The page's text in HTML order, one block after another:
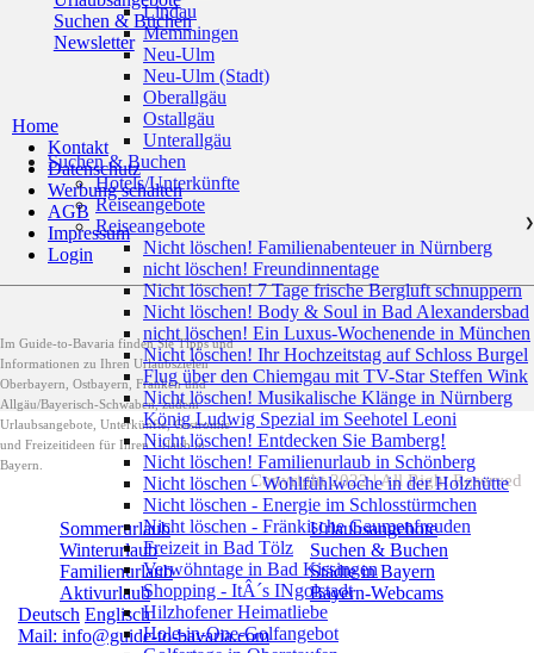
Suchen & Buchen
Newsletter
Home
Kontakt
Datenschutz
Werbung schalten
AGB
Impressum
Login
Im Guide-to-Bavaria finden Sie Tipps und
Informationen zu Ihren Urlaubszielen
Oberbayern, Ostbayern, Franken und
Allgäu/Bayerisch-Schwaben, zudem
Urlaubsangebote, Unterkünfte, Gastromie
und Freizeitideen für Ihren Urlaub in
Bayern.
Sommerurlaub
Winterurlaub
Familienurlaub
Aktivurlaub
Urlaubsangebote
Suchen & Buchen
Städte in Bayern
Bayern-Webcams
Deutsch Englisch
Mail: info@guide-to-bavaria.com
Copyright 2022 | All Right Reserved
Lindau
Memmingen
Neu-Ulm
Neu-Ulm (Stadt)
Oberallgäu
Ostallgäu
Unterallgäu
Suchen & Buchen
Hotels/Unterkünfte
Reiseangebote
Reiseangebote
❯
Nicht löschen! Familienabenteuer in Nürnberg
nicht löschen! Freundinnentage
Nicht löschen! 7 Tage frische Bergluft schnuppern
Nicht löschen! Body & Soul in Bad Alexandersbad
nicht löschen! Ein Luxus-Wochenende in München
Nicht löschen! Ihr Hochzeitstag auf Schloss Burgel
Flug über den Chiemgau mit TV-Star Steffen Wink
Nicht löschen! Musikalische Klänge in Nürnberg
König Ludwig Spezial im Seehotel Leoni
Nicht löschen! Entdecken Sie Bamberg!
Nicht löschen! Familienurlaub in Schönberg
Nicht löschen - Wohlfühlwoche in der Holzhütte
Nicht löschen - Energie im Schlosstürmchen
Nicht löschen - Fränkische Gaumenfreuden
Freizeit in Bad Tölz
Verwöhntage in Bad Kissingen
Shopping - ItÂ´s INgolstadt
Hilzhofener Heimatliebe
Hole-in-One-Golfangebot